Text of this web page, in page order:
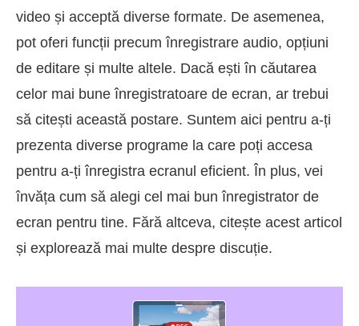
video și acceptă diverse formate. De asemenea,
pot oferi funcții precum înregistrare audio, opțiuni
de editare și multe altele. Dacă ești în căutarea
celor mai bune înregistratoare de ecran, ar trebui
să citești această postare. Suntem aici pentru a-ți
prezenta diverse programe la care poți accesa
pentru a-ți înregistra ecranul eficient. În plus, vei
învăța cum să alegi cel mai bun înregistrator de
ecran pentru tine. Fără altceva, citește acest articol
și explorează mai multe despre discuție.